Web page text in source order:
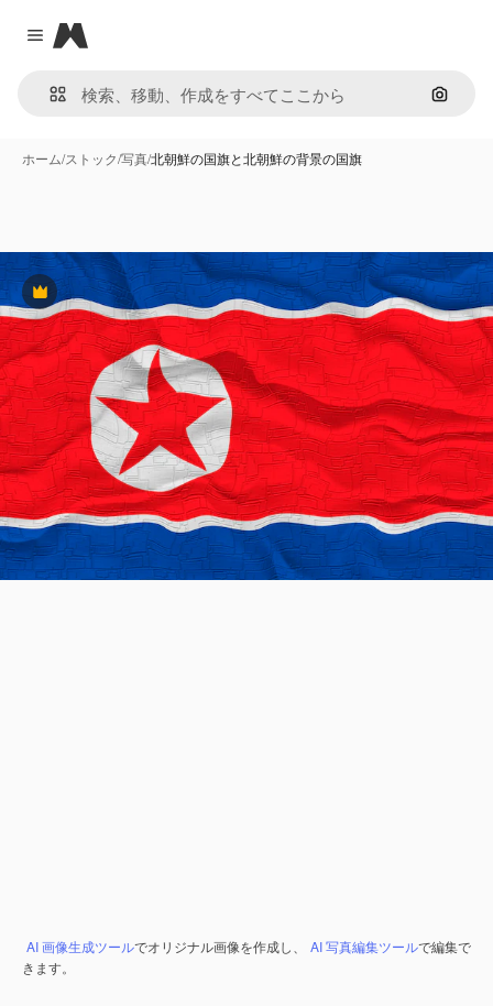
Close menu
Magnific
画像で
ホーム/ストック/写真/北朝鮮の国旗と北朝鮮の背景の国旗
Premium
AI 画像生成ツールでオリジナル画像を作成し、 AI 写真編集ツールで編集で
きます。